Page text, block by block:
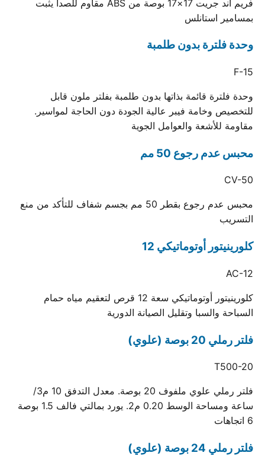
فريم اند جريت 17×17 بوصة من ABS مقاوم للصدأ يثبت
بمسامير استانلس
وحدة فلترة بدون طلمبة
F-15
وحدة فلترة قائمة بذاتها بدون طلمبة بفلتر ملون قابل
للتخصيص وخامة فيبر عالية الجودة دون الحاجة لمواسير.
مقاومة للأشعة والعوامل الجوية
محبس عدم رجوع 50 مم
CV-50
محبس عدم رجوع بقطر 50 مم بجسم شفاف للتأكد من منع
التسريب
كلورينيتور أوتوماتيكي 12
AC-12
كلورينيتور أوتوماتيكي سعة 12 قرص لتعقيم مياه حمام
السباحة والسبا وتقليل الصيانة الدورية
فلتر رملي 20 بوصة (علوي)
T500-20
فلتر رملي علوي ملفوف 20 بوصة. معدل التدفق 10 م3/
ساعة ومساحة الوسط 0.20 م2. يورد بمالتي فالف 1.5 بوصة
6 اتجاهات
فلتر رملي 24 بوصة (علوي)